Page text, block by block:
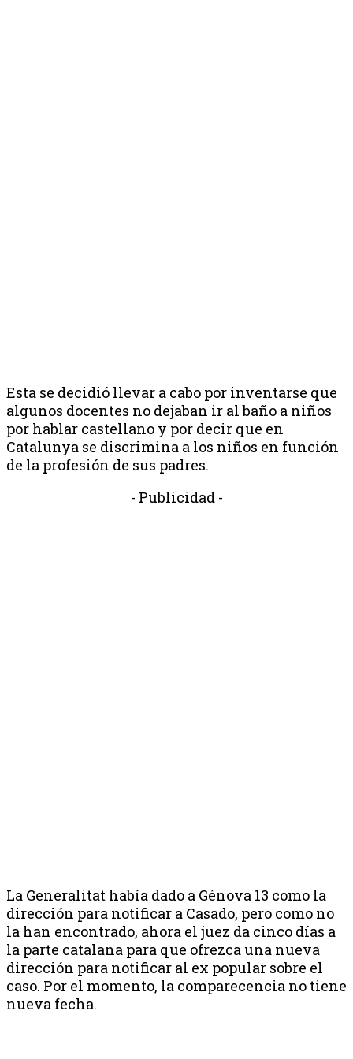
Esta se decidió llevar a cabo por inventarse que
algunos docentes no dejaban ir al baño a niños
por hablar castellano y por decir que en
Catalunya se discrimina a los niños en función
de la profesión de sus padres.
- Publicidad -
La Generalitat había dado a Génova 13 como la
dirección para notificar a Casado, pero como no
la han encontrado, ahora el juez da cinco días a
la parte catalana para que ofrezca una nueva
dirección para notificar al ex popular sobre el
caso. Por el momento, la comparecencia no tiene
nueva fecha.